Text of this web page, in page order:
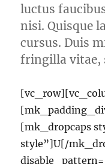
luctus
nisi. Quisque
cursus. Duis
fringilla vitae,
[mk_dropcaps
style”]U[/